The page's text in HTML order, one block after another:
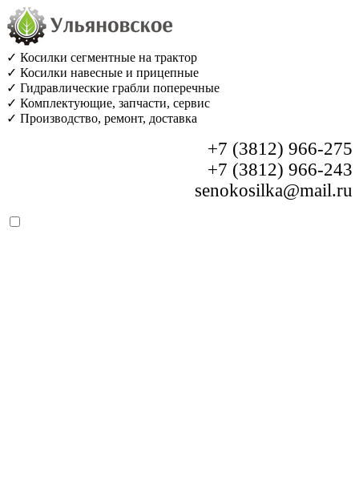
✓ Косилки сегментные на трактор
✓ Косилки навесные и прицепные
✓ Гидравлические грабли поперечные
✓ Комплектующие, запчасти, сервис
✓ Производство, ремонт, доставка
+7 (3812) 966-275
+7 (3812) 966-243
senokosilka@mail.ru